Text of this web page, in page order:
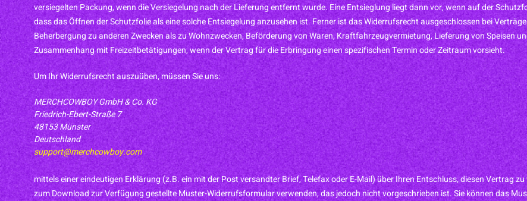
versiegelten Packung, wenn die Versiegelung nach der Lieferung entfernt wurde. Eine Entsieglung liegt dann vor, wenn auf der
dass das Öffnen der Schutzfolie als eine solche Entsiegelung anzusehen ist. Ferner ist das Widerrufsrecht ausgeschlossen bei
Beherbergung zu anderen Zwecken als zu Wohnzwecken, Beförderung von Waren, Kraftfahrzeugvermietung, Lieferung von Speisen
Zusammenhang mit Freizeitbetätigungen, wenn der Vertrag für die Erbringung einen spezifischen Termin oder Zeitraum vorsieht.
Um Ihr Widerrufsrecht auszuüben, müssen Sie uns:
MERCHCOWBOY GmbH & Co. KG
Friedrich-Ebert-Straße 7
48153 Münster
Deutschland
support@merchcowboy.com
mittels einer eindeutigen Erklärung (z.B. ein mit der Post versandter Brief, Telefax oder E-Mail) über Ihren Entschluss, diesen Vertrag
zum Download zur Verfügung gestellte Muster-Widerrufsformular verwenden, das jedoch nicht vorgeschrieben ist. Sie können das